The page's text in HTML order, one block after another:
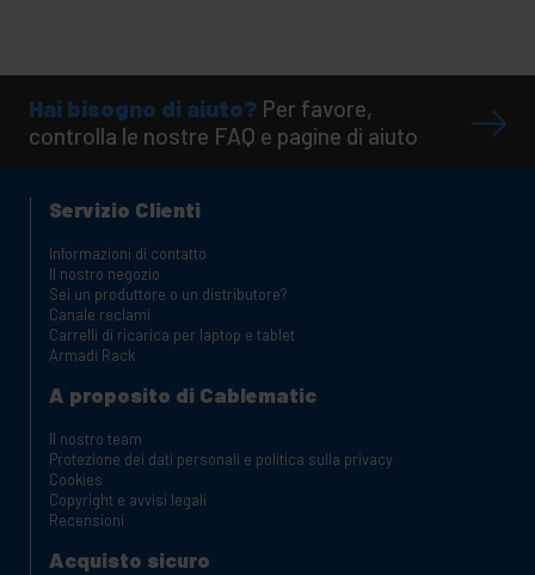
Hai bisogno di aiuto? Per favore,
controlla le nostre FAQ e pagine di aiuto
Servizio Clienti
Informazioni di contatto
Il nostro negozio
Sei un produttore o un distributore?
Canale reclami
Carrelli di ricarica per laptop e tablet
Armadi Rack
A proposito di Cablematic
Il nostro team
Protezione dei dati personali e politica sulla privacy
Cookies
Copyright e avvisi legali
Recensioni
Acquisto sicuro